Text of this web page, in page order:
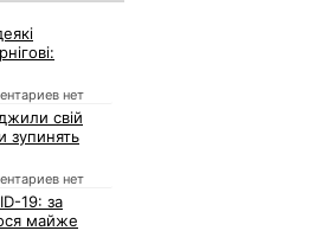
нет
свій
зупинять
нет
19: за
майже